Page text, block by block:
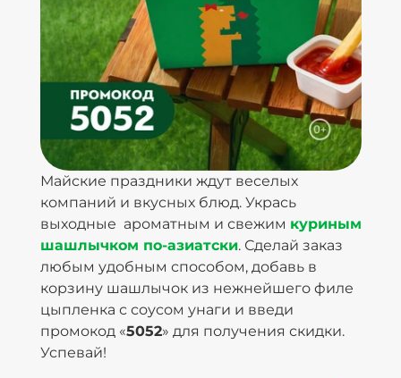
Майские праздники ждут веселых
компаний и вкусных блюд. Укрась
выходные ароматным и свежим куриным
шашлычком по-азиатски. Сделай заказ
любым удобным способом, добавь в
корзину шашлычок из нежнейшего филе
цыпленка с соусом унаги и введи
промокод «5052» для получения скидки.
Успевай!